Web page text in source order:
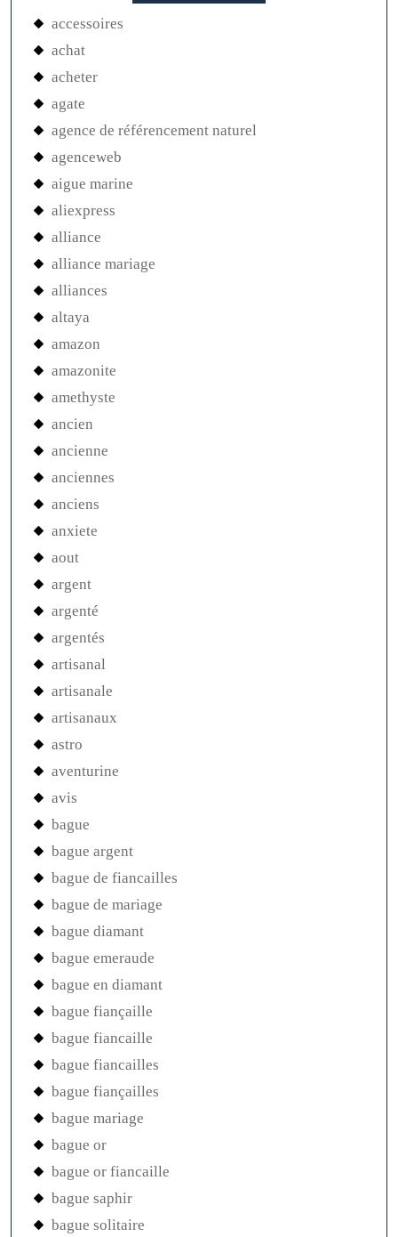
accessoires
achat
acheter
agate
agence de référencement naturel
agenceweb
aigue marine
aliexpress
alliance
alliance mariage
alliances
altaya
amazon
amazonite
amethyste
ancien
ancienne
anciennes
anciens
anxiete
aout
argent
argenté
argentés
artisanal
artisanale
artisanaux
astro
aventurine
avis
bague
bague argent
bague de fiancailles
bague de mariage
bague diamant
bague emeraude
bague en diamant
bague fiançaille
bague fiancaille
bague fiancailles
bague fiançailles
bague mariage
bague or
bague or fiancaille
bague saphir
bague solitaire